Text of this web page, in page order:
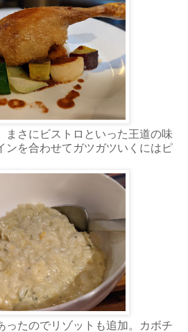
まさにビストロといった王道の味
ンを合わせてガツガツいくにはピ
ったのでリゾットも追加。カボチ